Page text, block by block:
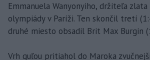
Emmanuela Wanyonyiho, držiteľa zlata
olympiády v Paríži. Ten skončil tretí
druhé miesto obsadil Brit Max Burgin
Vrh guľou pritiahol do Maroka